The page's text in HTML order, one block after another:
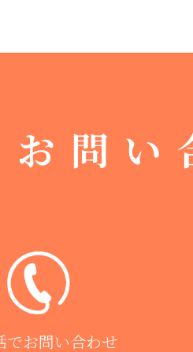
お問い
でお問い合わせ